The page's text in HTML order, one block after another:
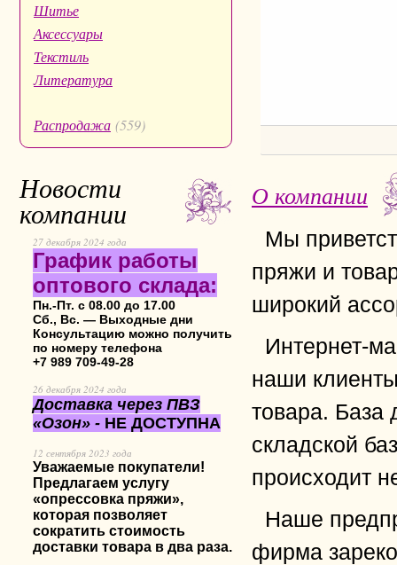
Шитье
Аксессуары
Текстиль
Литература
Распродажа (559)
Новости
компании
27 декабря 2024 года
График работы
оптового склада:
Пн.-Пт. с 08.00 до 17.00
Сб., Вс. — Выходные дни
Консультацию можно получить
по номеру телефона
+7 989 709-49-28
26 декабря 2024 года
Доставка через ПВЗ
«Озон» - НЕ ДОСТУПНА
12 сентября 2023 года
Уважаемые покупатели!
Предлагаем услугу
«опрессовка пряжи»,
которая позволяет
сократить стоимость
доставки товара в два раза.
О компании
Мы
пряжи и
широкий
Интернет-
наши
товара. База
складской
происходит
Наше
фирма